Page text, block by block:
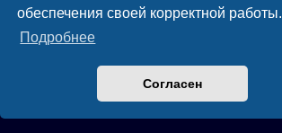
обеспечения своей корректной работы.
Подробнее
Согласен
Русская поддержка phpBB